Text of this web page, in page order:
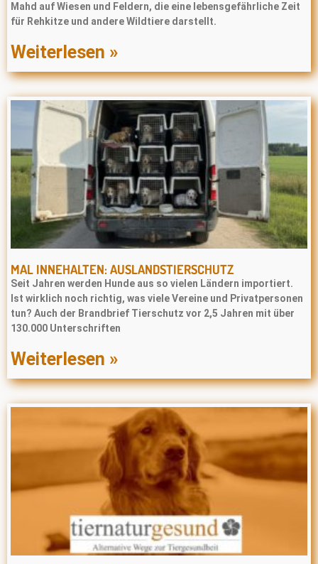
Mahd auf Wiesen und Feldern, die eine lebensgefährliche Zeit
für Rehkitze und andere Wildtiere darstellt.
Weiterlesen »
MAL INNEHALTEN: AUSLANDSTIERSCHUTZ
Seit Jahren werden Hunde aus so vielen Ländern importiert.
Ist wirklich noch richtig, was viele Vereine und Privatpersonen
tun? Auch der Brandbrief Tierschutz vor 2,5 Jahren mit über
130.000 Unterschriften
Weiterlesen »